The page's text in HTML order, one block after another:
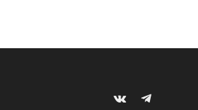
VKontakteTelegram